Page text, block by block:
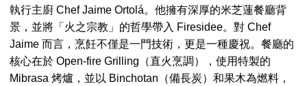
執行主廚 Chef Jaime Ortolá。他擁有深厚的米芝蓮餐廳背
景，並將「火之宗教」的哲學帶入 Firesidee。對 Chef
Jaime 而言，烹飪不僅是一門技術，更是一種慶祝。餐廳的
核心在於 Open-fire Grilling（直火烹調），使用特製的
Mibrasa 烤爐，並以 Binchotan（備長炭）和果木為燃料，